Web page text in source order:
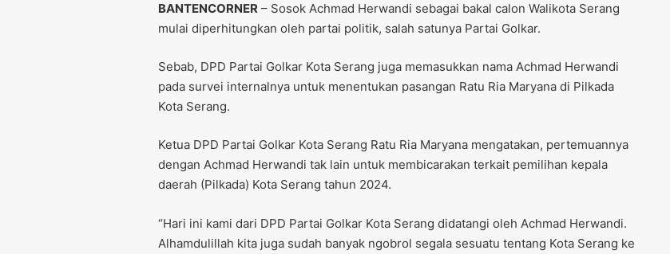
BANTENCORNER– Sosok Achmad Herwandi sebagai bakal calon Walikota Serang
mulai diperhitungkan oleh partai politik, salah satunya Partai Golkar.
Sebab, DPD Partai Golkar Kota Serang juga memasukkan nama Achmad Herwandi
pada survei internalnya untuk menentukan pasangan Ratu Ria Maryana di Pilkada
Kota Serang.
Ketua DPD Partai Golkar Kota Serang Ratu Ria Maryana mengatakan, pertemuannya
dengan Achmad Herwandi tak lain untuk membicarakan terkait pemilihan kepala
daerah (Pilkada) Kota Serang tahun 2024.
“Hari ini kami dari DPD Partai Golkar Kota Serang didatangi oleh Achmad Herwandi.
Alhamdulillah kita juga sudah banyak ngobrol segala sesuatu tentang Kota Serang ke